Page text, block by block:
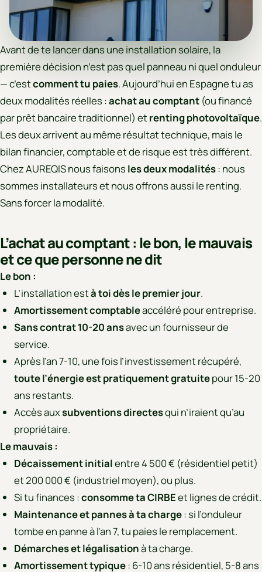
Avant de te lancer dans une installation solaire, la
première décision n’est pas quel panneau ni quel onduleur
— c’estcomment tu paies. Aujourd’hui en Espagne tu as
deux modalités réelles :achat au comptant (ou financé
par prêt bancaire traditionnel) etrenting photovoltaïque.
Les deux arrivent au même résultat technique, mais le
bilan financier, comptable et de risque est très différent.
Chez AUREQIS nous faisons les deux modalités: nous
sommes installateurs et nous offrons aussi le renting.
Sans forcer la modalité.
L’achat au comptant : le bon, le mauvais
et ce que personne ne dit
Le bon :
L’installation està toi dès le premier jour.
Amortissement comptableaccéléré pour entreprise.
Sans contrat 10-20 ansavec un fournisseur de
service.
Après l’an 7-10, une fois l’investissement récupéré,
toute l’énergie est pratiquement gratuitepour 15-20
ans restants.
Accès auxsubventions directesqui n’iraient qu’au
propriétaire.
Le mauvais :
Décaissement initialentre 4 500 € (résidentiel petit)
et 200 000 € (industriel moyen), ou plus.
Si tu finances :consomme ta CIRBEet lignes de crédit.
Maintenance et pannes à ta charge: si l’onduleur
tombe en panne à l’an 7, tu paies le remplacement.
Démarches et légalisationà ta charge.
Amortissement typique: 6-10 ans résidentiel, 5-8 ans